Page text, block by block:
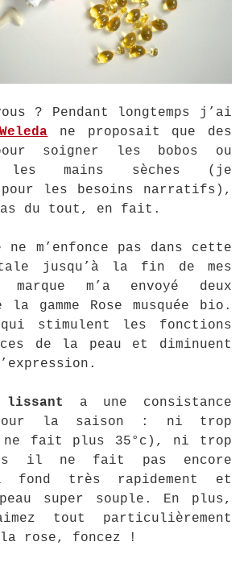
? Pendant longtemps j’ai
Weleda ne proposait que des
soigner les bobos ou
les mains sèches (je
pour les besoins narratifs),
du tout, en fait.
m’enfonce pas dans cette
jusqu’à la fin de mes
m’a envoyé deux
gamme Rose musquée bio.
qui stimulent les fonctions
de la peau et diminuent
a une consistance
la saison : ni trop
fait plus 35°c), ni trop
il ne fait pas encore
très rapidement et
super souple. En plus,
tout particulièrement
la rose, foncez !